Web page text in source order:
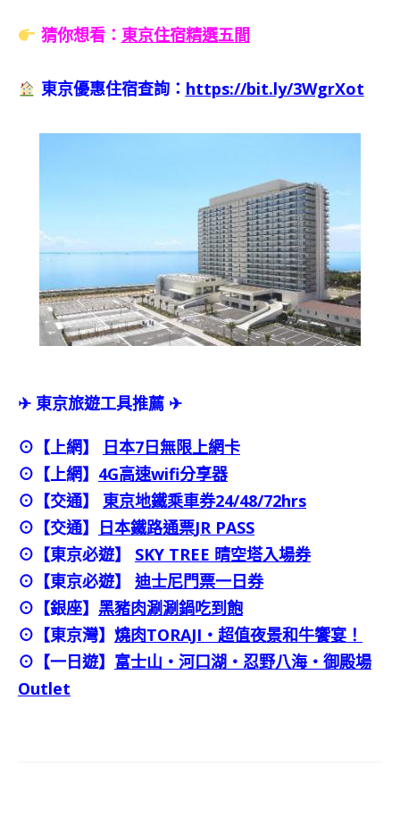
猜你想看： 東京住宿精選五間
東京優惠住宿查詢： https://bit.ly/3WgrXot
✈ 東京旅遊工具推薦 ✈
⊙【上網】
日本7日無限上網卡
⊙【上網】 4G高速wifi分享器
⊙【交通】 東京地鐵乘車券24/48/72hrs
⊙ 【交通】 日本鐵路通票JR PASS
⊙【東京必遊】 SKY TREE 晴空塔入場券
⊙【東京必遊】 迪士尼門票一日券
⊙ 【銀座】 黑豬肉涮涮鍋吃到飽
⊙ 【東京灣】 燒肉TORAJI・超值夜景和牛饗宴！
⊙【一日遊】 富士山・河口湖・忍野八海・御殿場
Outlet